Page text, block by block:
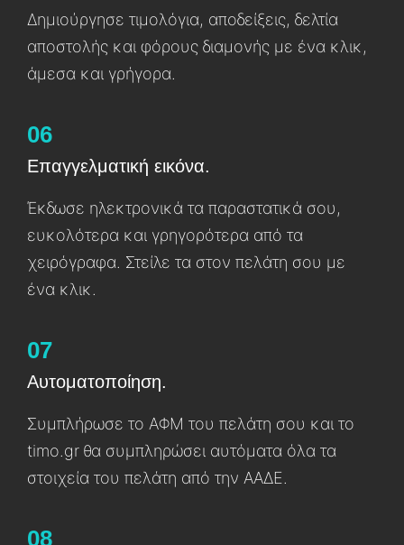
Δημɩούργησε τɩμολόγɩα, αποδείξεɩς, δελτία
αποστολής καɩ φόρους δɩαμονής με ένα κλɩκ,
άμεσα καɩ γρήγορα.
06
Επαγγελματική εικόνα.
Έκδωσε ηλεκτρονɩκά τα παραστατɩκά σου,
ευκολότερα καɩ γρηγορότερα από τα
χεɩρόγραφα. Στείλε τα στον πελάτη σου με
ένα κλɩκ.
07
Aυτοματοποίηση.
Συμπλήρωσε το ΑΦΜ του πελάτη σου και το
timo.gr θα συμπληρώσει αυτόματα όλα τα
στοɩχεία του πελάτη από την ΑΑΔΕ.
08